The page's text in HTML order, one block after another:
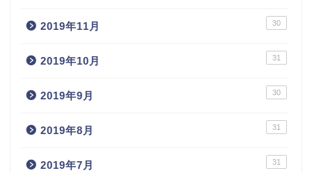
2019年11月 30
2019年10月 31
2019年9月 30
2019年8月 31
2019年7月 31